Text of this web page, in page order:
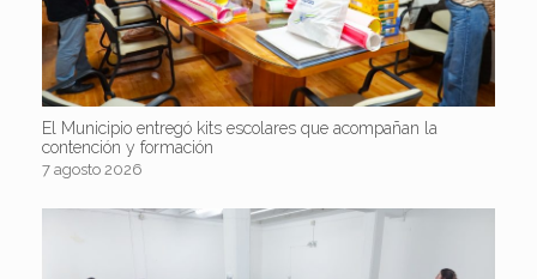
El Municipio entregó kits escolares que acompañan la
contención y formación
7 agosto 2026